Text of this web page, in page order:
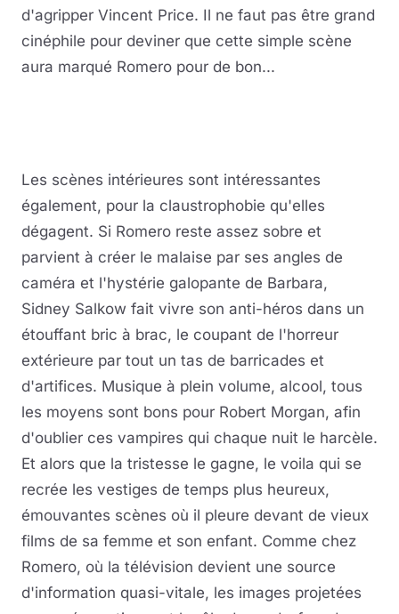
d'agripper Vincent Price. Il ne faut pas être grand
cinéphile pour deviner que cette simple scène
aura marqué Romero pour de bon...
Les scènes intérieures sont intéressantes
également, pour la claustrophobie qu'elles
dégagent. Si Romero reste assez sobre et
parvient à créer le malaise par ses angles de
caméra et l'hystérie galopante de Barbara,
Sidney Salkow fait vivre son anti-héros dans un
étouffant bric à brac, le coupant de l'horreur
extérieure par tout un tas de barricades et
d'artifices. Musique à plein volume, alcool, tous
les moyens sont bons pour Robert Morgan, afin
d'oublier ces vampires qui chaque nuit le harcèle.
Et alors que la tristesse le gagne, le voila qui se
recrée les vestiges de temps plus heureux,
émouvantes scènes où il pleure devant de vieux
films de sa femme et son enfant. Comme chez
Romero, où la télévision devient une source
d'information quasi-vitale, les images projetées